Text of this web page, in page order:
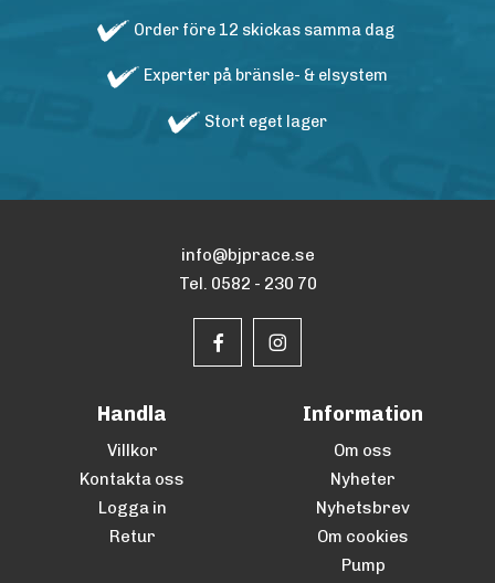
Order före 12 skickas samma dag
Experter på bränsle- & elsystem
Stort eget lager
info@bjprace.se
Tel. 0582 - 230 70
Handla
Villkor
Kontakta oss
Logga in
Retur
Information
Om oss
Nyheter
Nyhetsbrev
Om cookies
Pump